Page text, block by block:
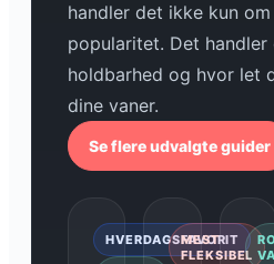
handler det ikke kun
popularitet. Det handler
holdbarhed og hvor let
dine vaner.
Se flere udvalgte guider
HVERDAGSFAVORIT
MEST
FLEKSIBEL